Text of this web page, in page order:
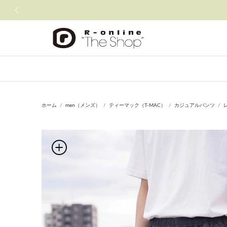
ホーム men（メンズ） ティーマック（T-MAC） カジュアルパンツ